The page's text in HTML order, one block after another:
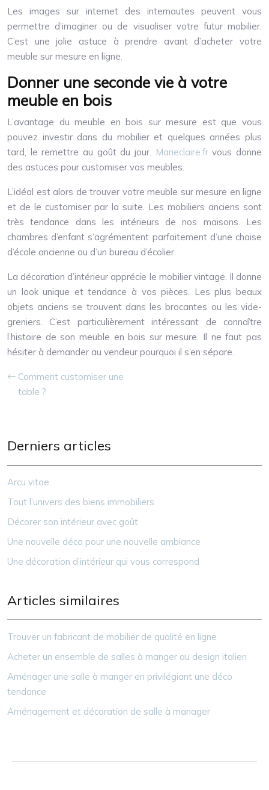
Les images sur internet des internautes peuvent vous
permettre d’imaginer ou de visualiser votre futur mobilier.
C’est une jolie astuce à prendre avant d’acheter votre
meuble sur mesure en ligne.
Donner une seconde vie à votre
meuble en bois
L’avantage du meuble en bois sur mesure est que vous
pouvez investir dans du mobilier et quelques années plus
tard, le remettre au goût du jour. Marieclaire.frvous donne
des astuces pour customiser vos meubles.
L’idéal est alors de trouver votre meuble sur mesure en ligne
et de le customiser par la suite. Les mobiliers anciens sont
très tendance dans les intérieurs de nos maisons. Les
chambres d’enfant s’agrémentent parfaitement d’une chaise
d’école ancienne ou d’un bureau d’écolier.
La décoration d’intérieur apprécie le mobilier vintage. Il donne
un look unique et tendance à vos pièces. Les plus beaux
objets anciens se trouvent dans les brocantes ou les vide-
greniers. C’est particulièrement intéressant de connaître
l’histoire de son meuble en bois sur mesure. Il ne faut pas
hésiter à demander au vendeur pourquoi il s’en sépare.
Comment customiser une
table ?
Derniers articles
Arcu vitae
Tout l’univers des biens immobiliers
Décorer son intérieur avec goût
Une nouvelle déco pour une nouvelle ambiance
Une décoration d’intérieur qui vous correspond
Articles similaires
Trouver un fabricant de mobilier de qualité en ligne
Acheter un ensemble de salles à manger au design italien
Aménager une salle à manger en privilégiant une déco
tendance
Aménagement et décoration de salle à manager